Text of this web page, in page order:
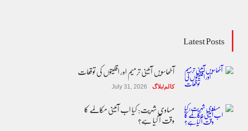
Latest Posts
آٹھاسویں آئینی ترمیم اور اقلیتوں کی توقعات
کالم/بلاگ July 31, 2026
مساوی شہریت: کیا اب آئینی مکالمے کا
وقت آ گیا ہے؟